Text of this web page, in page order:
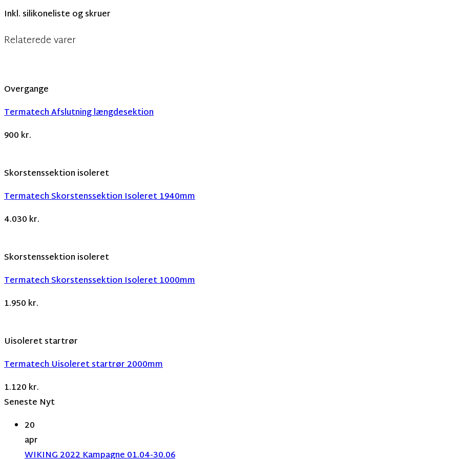
Inkl. silikoneliste og skruer
Relaterede varer
Overgange
Termatech Afslutning længdesektion
900 kr.
Skorstenssektion isoleret
Termatech Skorstenssektion Isoleret 1940mm
4.030 kr.
Skorstenssektion isoleret
Termatech Skorstenssektion Isoleret 1000mm
1.950 kr.
Uisoleret startrør
Termatech Uisoleret startrør 2000mm
1.120 kr.
Seneste Nyt
20
apr
WIKING 2022 Kampagne 01.04-30.06